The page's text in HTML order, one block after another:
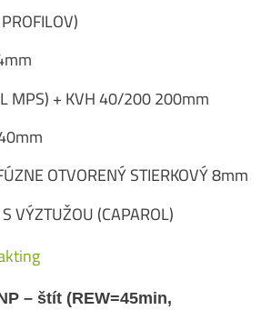
MPS) + KVH 40/200 200mm
OTVORENÝ STIERKOVÝ 8mm
VÝZTUŽOU (CAPAROL)
– štít (REW=45min,